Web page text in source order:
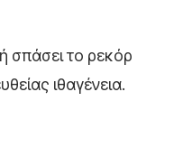
σπάσει το ρεκόρ
ιθαγένεια.